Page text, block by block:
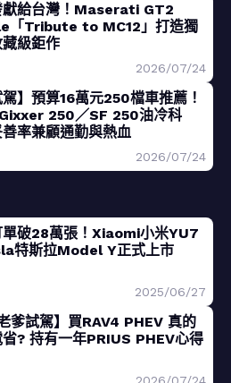
獻給台灣！Maserati GT2
「Tribute to MC12」打造獨
級鉅作
2026/07/24
駕】預算16萬元250檔車推薦！
250／SF 250油冷科
率兼顧通勤與熱血
2026/07/24
單破28萬張！Xiaomi小米YU7
特斯拉Model Y正式上市
2025/06/27
爹試駕】買RAV4 PHEV 真的
? 持有一年PRIUS PHEV心得